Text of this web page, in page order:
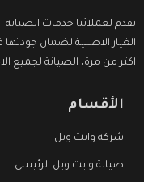
نقدم لعملائنا خدمات
الغيار الاصلية لضمان
اكثر من مرة، الصيانة لجميع
الأقسام
شركة وايت ويل
صيانة وايت ويل الرئيسي